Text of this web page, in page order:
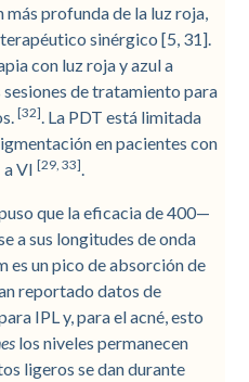
profunda de la luz roja,
sinérgico [5, 31].
con luz roja y azul a
de tratamiento para
[32] . La PDT está limitada
en pacientes con
a VI[29, 33]
que la eficacia de 400—
a sus longitudes de onda
es un pico de absorción de
reportado datos de
IPL y, para el acné, esto
los niveles permanecen
ligeros se dan durante